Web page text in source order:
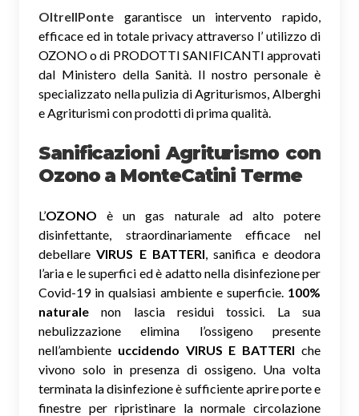
OltreIlPonte garantisce un intervento rapido,
efficace ed in totale privacy attraverso l’ utilizzo di
OZONO o di PRODOTTI SANIFICANTI approvati
dal Ministero della Sanità. Il nostro personale è
specializzato nella pulizia di Agriturismos, Alberghi
e Agriturismi con prodotti di prima qualità.
Sanificazioni Agriturismo con
Ozonoa MonteCatini Terme
L’OZONO è un gas naturale ad alto potere
disinfettante, straordinariamente efficace nel
debellareVIRUS E BATTERI, sanifica e deodora
l’aria e le superfici ed è adatto nella disinfezione per
Covid-19 in qualsiasi ambiente e superficie. 100%
naturale non lascia residui tossici. La sua
nebulizzazione elimina l’ossigeno presente
nell’ambiente uccidendo VIRUS E BATTERI che
vivono solo in presenza di ossigeno. Una volta
terminata la disinfezione è sufficiente aprire porte e
finestre per ripristinare la normale circolazione